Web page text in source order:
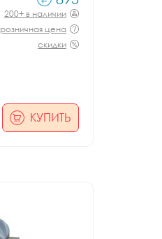
200+ в наличии
розничная цена
скидки
КУПИТЬ